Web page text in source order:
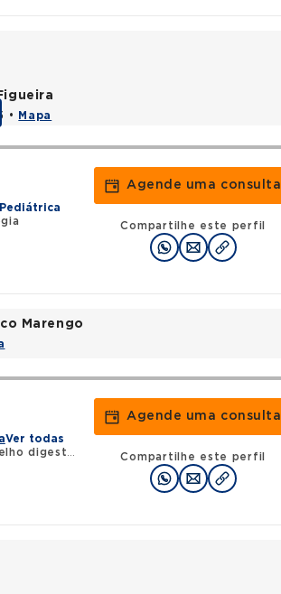
• Mapa
Agende uma consulta
Compartilhe este perfil
Marengo
Ver todas
digestivo
RQE 33829 - Cirurgia geral
Agende uma consulta
Compartilhe este perfil